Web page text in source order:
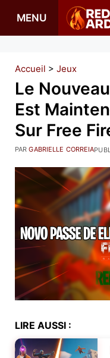
MENU
Accueil > Jeux
Le
Est
Sur Free
PARGABRIELLE CORREIA
LIRE AUSSI :